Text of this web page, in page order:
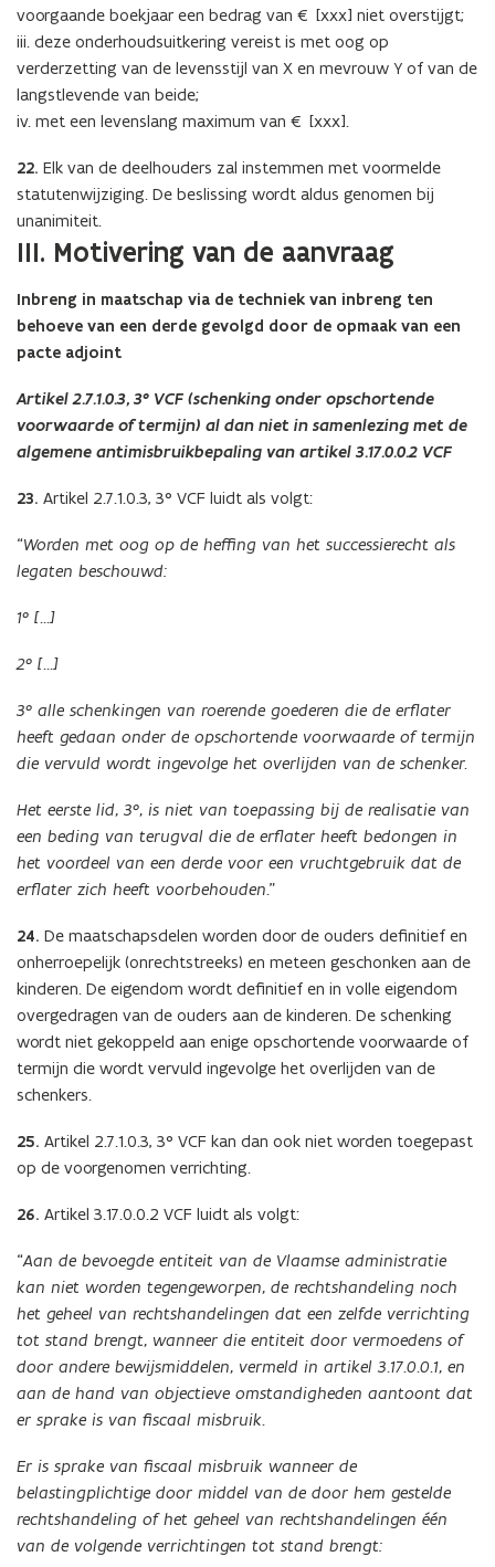
voorgaande boekjaar een bedrag van € [xxx] niet overstijgt;
iii. deze onderhoudsuitkering vereist is met oog op
verderzetting van de levensstijl van X en mevrouw Y of van de
langstlevende van beide;
iv. met een levenslang maximum van € [xxx].
22. Elk van de deelhouders zal instemmen met voormelde
statutenwijziging. De beslissing wordt aldus genomen bij
unanimiteit.
III. Motivering van de aanvraag
Inbreng in maatschap via de techniek van inbreng ten
behoeve van een derde gevolgd door de opmaak van een
pacte adjoint
Artikel 2.7.1.0.3, 3° VCF (schenking onder opschortende
voorwaarde of termijn) al dan niet in samenlezing met de
algemene antimisbruikbepaling van artikel 3.17.0.0.2 VCF
23. Artikel 2.7.1.0.3, 3° VCF luidt als volgt:
“Worden met oog op de heffing van het successierecht als
legaten beschouwd:
1° […]
2° […]
3° alle schenkingen van roerende goederen die de erflater
heeft gedaan onder de opschortende voorwaarde of termijn
die vervuld wordt ingevolge het overlijden van de schenker.
Het eerste lid, 3°, is niet van toepassing bij de realisatie van
een beding van terugval die de erflater heeft bedongen in
het voordeel van een derde voor een vruchtgebruik dat de
erflater zich heeft voorbehouden.”
24. De maatschapsdelen worden door de ouders definitief en
onherroepelijk (onrechtstreeks) en meteen geschonken aan de
kinderen. De eigendom wordt definitief en in volle eigendom
overgedragen van de ouders aan de kinderen. De schenking
wordt niet gekoppeld aan enige opschortende voorwaarde of
termijn die wordt vervuld ingevolge het overlijden van de
schenkers.
25. Artikel 2.7.1.0.3, 3° VCF kan dan ook niet worden toegepast
op de voorgenomen verrichting.
26. Artikel 3.17.0.0.2 VCF luidt als volgt:
“Aan de bevoegde entiteit van de Vlaamse administratie
kan niet worden tegengeworpen, de rechtshandeling noch
het geheel van rechtshandelingen dat een zelfde verrichting
tot stand brengt, wanneer die entiteit door vermoedens of
door andere bewijsmiddelen, vermeld in artikel 3.17.0.0.1, en
aan de hand van objectieve omstandigheden aantoont dat
er sprake is van fiscaal misbruik.
Er is sprake van fiscaal misbruik wanneer de
belastingplichtige door middel van de door hem gestelde
rechtshandeling of het geheel van rechtshandelingen één
van de volgende verrichtingen tot stand brengt: